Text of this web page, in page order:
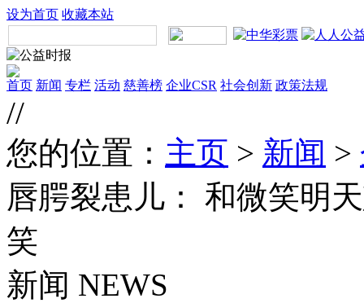
设为首页 收藏本站
首页 新闻 专栏 活动 慈善榜 企业CSR 社会创新 政策法规
//
您的位置： 主页 > 新闻 >
唇腭裂患儿： 和微笑明
笑
新闻 NEWS